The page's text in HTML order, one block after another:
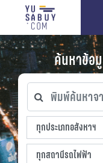
ค้นหาข้อ
พิมพ์ค้นหาจากชื่
ทุกประเภทอสังหาฯ
ทุกประเภทอสังหาฯ
sproperty
ทุกทำเลที่ตั้ง
ทุกสถานีรถไฟฟ้า
ทุกสถานีรถไฟฟ้า
ทุกช่วงราคา